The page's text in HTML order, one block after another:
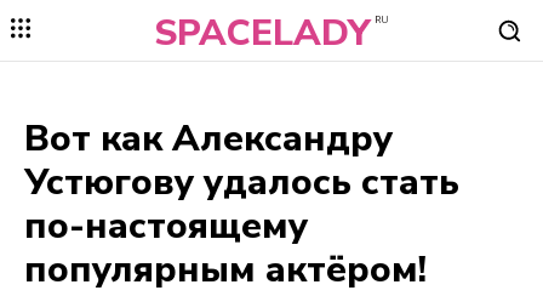
SPACELADY RU
Вот как Александру
Устюгову удалось стать
по-настоящему
популярным актёром!